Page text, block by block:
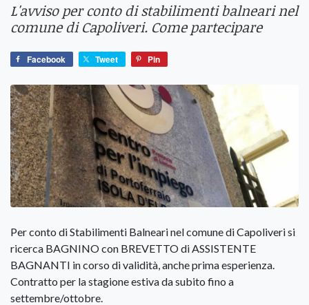
L'avviso per conto di stabilimenti balneari nel
comune di Capoliveri. Come partecipare
Facebook Tweet Pin
Per conto di Stabilimenti Balneari nel comune di Capoliveri si
ricerca BAGNINO con BREVETTO di ASSISTENTE
BAGNANTI in corso di validità, anche prima esperienza.
Contratto per la stagione estiva da subito fino a
settembre/ottobre.